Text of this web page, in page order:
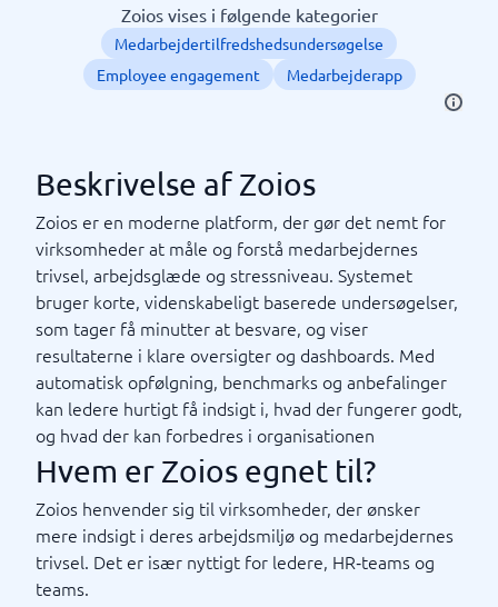
Zoios vises i følgende kategorier
Medarbejdertilfredshedsundersøgelse
Employee engagement
Medarbejderapp
Beskrivelse af Zoios
Zoios er en moderne platform, der gør det nemt for
virksomheder at måle og forstå medarbejdernes
trivsel, arbejdsglæde og stressniveau. Systemet
bruger korte, videnskabeligt baserede undersøgelser,
som tager få minutter at besvare, og viser
resultaterne i klare oversigter og dashboards. Med
automatisk opfølgning, benchmarks og anbefalinger
kan ledere hurtigt få indsigt i, hvad der fungerer godt,
og hvad der kan forbedres i organisationen
Hvem er Zoios egnet til?
Zoios henvender sig til virksomheder, der ønsker
mere indsigt i deres arbejdsmiljø og medarbejdernes
trivsel. Det er især nyttigt for ledere, HR‑teams og
teams.